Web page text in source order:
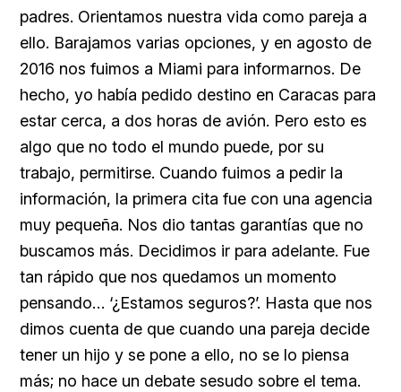
padres. Orientamos nuestra vida como pareja a
ello. Barajamos varias opciones, y en agosto de
2016 nos fuimos a Miami para informarnos. De
hecho, yo había pedido destino en Caracas para
estar cerca, a dos horas de avión. Pero esto es
algo que no todo el mundo puede, por su
trabajo, permitirse. Cuando fuimos a pedir la
información, la primera cita fue con una agencia
muy pequeña. Nos dio tantas garantías que no
buscamos más. Decidimos ir para adelante. Fue
tan rápido que nos quedamos un momento
pensando… ‘¿Estamos seguros?’. Hasta que nos
dimos cuenta de que cuando una pareja decide
tener un hijo y se pone a ello, no se lo piensa
más; no hace un debate sesudo sobre el tema.